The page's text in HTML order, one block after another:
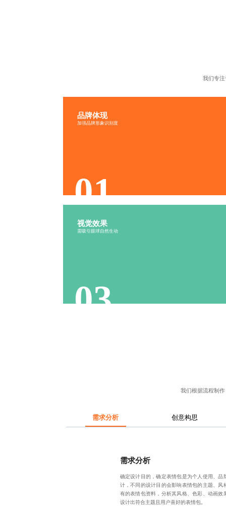
我们专
品牌体现
加强品牌形象识别度
01
视觉效果
需吸引眼球自然生动
03
我们根据流程制
需求分析 创意构思
需求分析
确定设计目的，确定表情包是为个人使用、品
计，不同的设计目的会影响表情包的主题、风
有的表情包资料，分析其风格、色彩、动画效
设计出符合主题且用户喜好的表情包。